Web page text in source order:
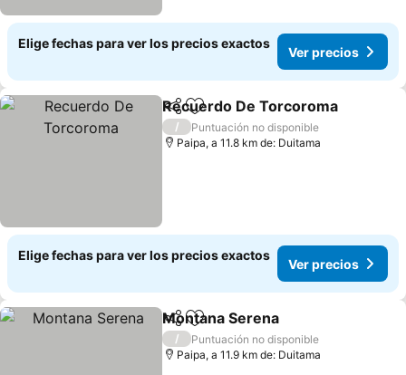
Elige fechas para ver los precios exactos
Ver precios
CompartirAgregar a favoritos
Recuerdo De Torcoroma
/
Puntuación no disponible
Paipa, a 11.8 km de: Duitama
Elige fechas para ver los precios exactos
Ver precios
CompartirAgregar a favoritos
Montana Serena
/
Puntuación no disponible
Paipa, a 11.9 km de: Duitama